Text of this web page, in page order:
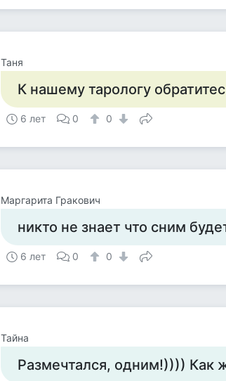
Таня
К нашему тарологу
6 лет 0 0
Маргарита Гракович
никто не знает что сним
6 лет 0 0
Тайна
Размечтался, одним!)))) Как